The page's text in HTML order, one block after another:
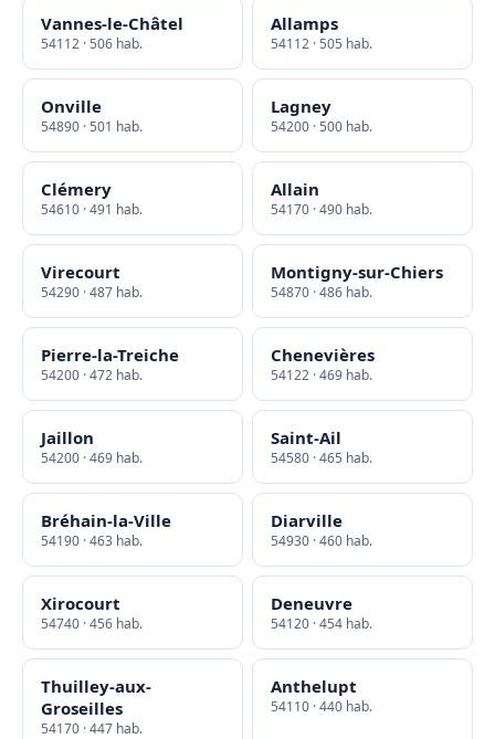
Vannes-le-Châtel
54112 · 506 hab.
Allamps
54112 · 505 hab.
Onville
54890 · 501 hab.
Lagney
54200 · 500 hab.
Clémery
54610 · 491 hab.
Allain
54170 · 490 hab.
Virecourt
54290 · 487 hab.
Montigny-sur-Chiers
54870 · 486 hab.
Pierre-la-Treiche
54200 · 472 hab.
Chenevières
54122 · 469 hab.
Jaillon
54200 · 469 hab.
Saint-Ail
54580 · 465 hab.
Bréhain-la-Ville
54190 · 463 hab.
Diarville
54930 · 460 hab.
Xirocourt
54740 · 456 hab.
Deneuvre
54120 · 454 hab.
Thuilley-aux-
Groseilles
54170 · 447 hab.
Anthelupt
54110 · 440 hab.